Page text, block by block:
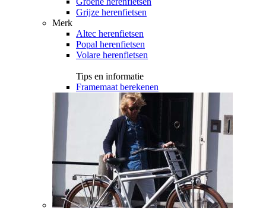
Grijze herenfietsen
Merk
Altec herenfietsen
Popal herenfietsen
Volare herenfietsen
Tips en informatie
Framemaat berekenen